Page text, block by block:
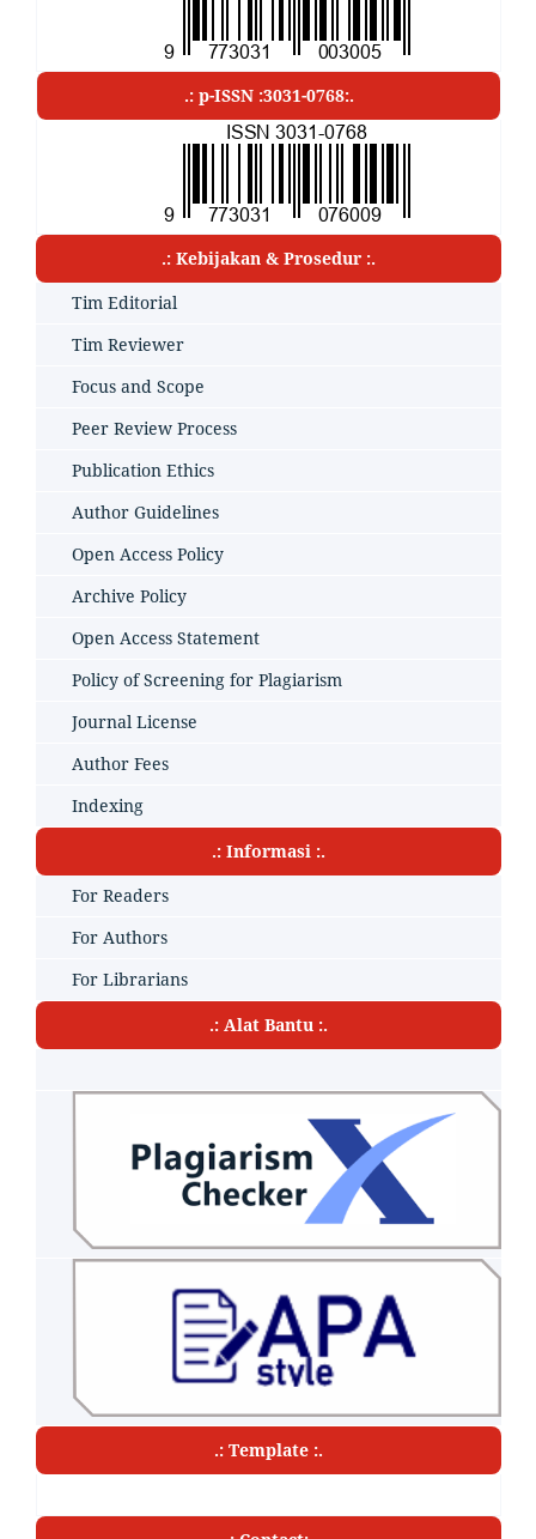
.: p-ISSN :3031-0768:.
.: Kebijakan & Prosedur :.
Tim Editorial
Tim Reviewer
Focus and Scope
Peer Review Process
Publication Ethics
Author Guidelines
Open Access Policy
Archive Policy
Open Access Statement
Policy of Screening for Plagiarism
Journal License
Author Fees
Indexing
.: Informasi :.
For Readers
For Authors
For Librarians
.: Alat Bantu :.
.: Template :.